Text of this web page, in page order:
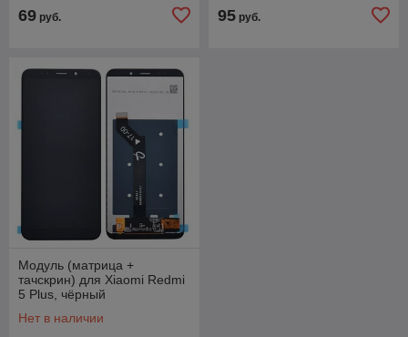
69 руб. 95 руб.
Модуль (матрица +
тачскрин) для Xiaomi Redmi
5 Plus, чёрный
Нет в наличии